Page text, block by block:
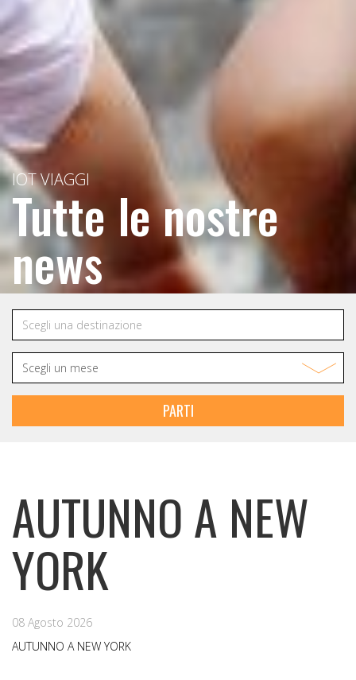
IOT VIAGGI
Tutte le nostre
news
PARTI
AUTUNNO A NEW
YORK
08 Agosto 2026
AUTUNNO A NEW YORK